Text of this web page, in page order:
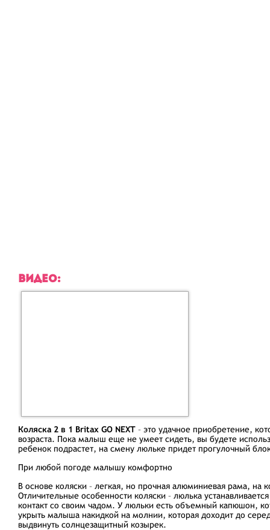
ВИДЕО:
Коляска 2 в 1 Britax GO NEXT – это удачное приобретение,
возраста. Пока малыш еще не умеет сидеть, вы будете
ребенок подрастет, на смену люльке придет прогулочный
При любой погоде малышу комфортно
В основе коляски – легкая, но прочная алюминиевая рама,
Отличительные особенности коляски – люлька
контакт со своим чадом. У люльки есть объемный капюшон,
укрыть малыша накидкой на молнии, которая доходит до
выдвинуть солнцезащитный козырек.